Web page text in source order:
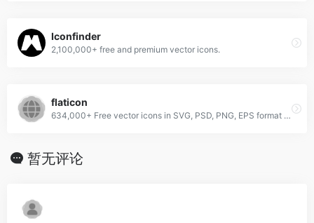
Iconfinder
2,100,000+ free and premium vector icons.
flaticon
634,000+ Free vector icons in SVG, PSD, PNG, EPS format or as ICON FONT.
暂无评论